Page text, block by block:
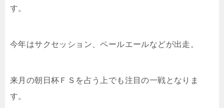
す。
今年はサクセッション、ペールエールなどが出走。
来月の朝日杯ＦＳを占う上でも注目の一戦となりま
す。